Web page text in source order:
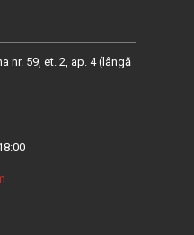
nr. 59, et. 2, ap. 4 (lângă